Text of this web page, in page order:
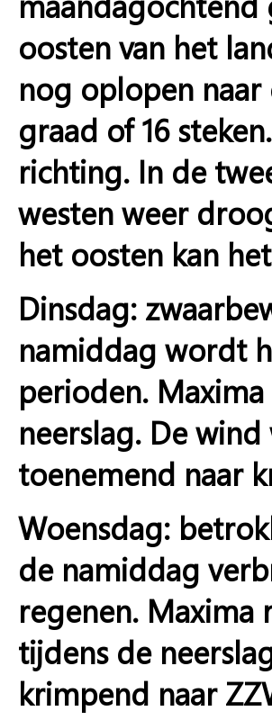
oosten van het
nog oplopen
graad of 16
richting. In de
westen weer
het oosten kan
Dinsdag:
namiddag wordt
perioden.
neerslag. De
toenemend naar
Woensdag:
de namiddag
regenen. Maxima
tijdens de
krimpend naar